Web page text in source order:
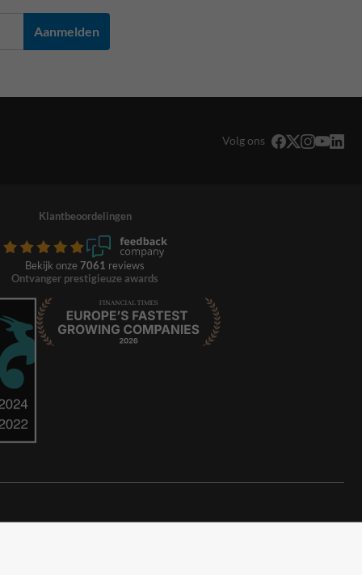
Aanmelden
Volg ons
Klantbeoordelingen
Bekijk onze 7061 reviews
Ontvanger prestigieuze awards